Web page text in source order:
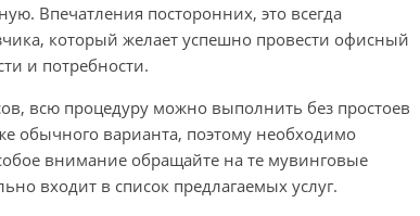
Впечатления посторонних, это всегда
который желает успешно провести офисный
и потребности.
всю процедуру можно выполнить без простоев
обычного варианта, поэтому необходимо
внимание обращайте на те мувинговые
входит в список предлагаемых услуг.